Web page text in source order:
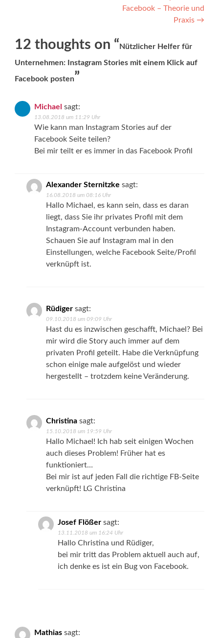
Facebook – Theorie und
Praxis →
12 thoughts on “ Nützlicher Helfer für
Unternehmen: Instagram Stories mit einem Klick auf
Facebook posten”
Michael sagt:
13.08.2018 um 11:29 Uhr
Wie kann man Instagram Stories auf der
Facebook Seite teilen?
Bei mir teilt er es immer in das Facebook Profil
Alexander Sternitzke sagt:
16.08.2018 um 08:16 Uhr
Hallo Michael, es kann sein, dass es daran
liegt, dass Sie ihr privates Profil mit dem
Instagram-Account verbunden haben.
Schauen Sie auf Instagram mal in den
Einstellungen, welche Facebook Seite/Profil
verknüpft ist.
Rüdiger sagt:
09.10.2018 um 09:09 Uhr
Hast du es inzwischen geschafft, Michael? Bei
mir wird die Story auch immer auf dem
privaten Profil geteilt. Habe die Verknüpfung
schon einige male aufgelöst und wieder
hergestellt – trotzdem keine Veränderung.
Christina sagt:
15.10.2018 um 19:59 Uhr
Hallo Michael! Ich hab seit einigen Wochen
auch dieses Problem! Früher hat es
funktioniert…
Bei mir ist auf jeden Fall die richtige FB-Seite
verknüpft! LG Christina
Josef Flößer sagt:
13.11.2018 um 16:24 Uhr
Hallo Christina und Rüdiger,
bei mir tritt das Problem aktuell auch auf,
ich denke es ist ein Bug von Facebook.
Mathias sagt: